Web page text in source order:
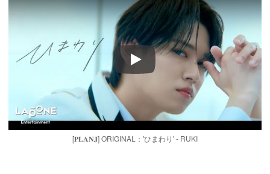
Play
[𝐏𝐋𝐀𝐍𝐉] ORIGINAL：'ひまわり' - RUKI